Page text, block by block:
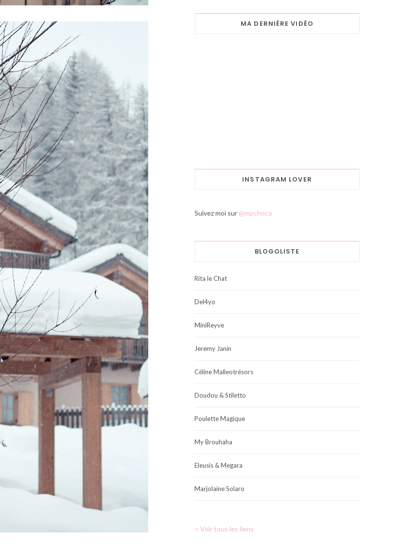
MA DERNIÈRE VIDÉO
INSTAGRAM LOVER
Suivez moi sur @mpchoco
BLOGOLISTE
Rita le Chat
Del4yo
MiniReyve
Jeremy Janin
Céline Malleotrésors
Doudou & Stiletto
Poulette Magique
My Brouhaha
Eleusis & Megara
Marjolaine Solaro
> Voir tous les liens